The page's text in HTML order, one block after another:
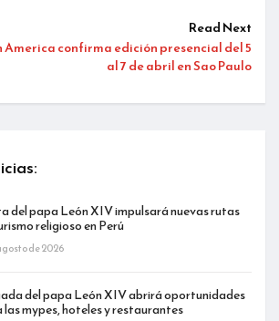
Read Next
America confirma edición presencial del 5
al 7 de abril en Sao Paulo
del papa León XIV impulsará nuevas rutas
religioso en Perú
de 2026
del papa León XIV abrirá oportunidades
las mypes, hoteles y restaurantes